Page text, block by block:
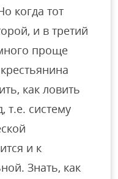
когда тот
и в третий
проще
как ловить
т.е. систему
и к
Знать, как